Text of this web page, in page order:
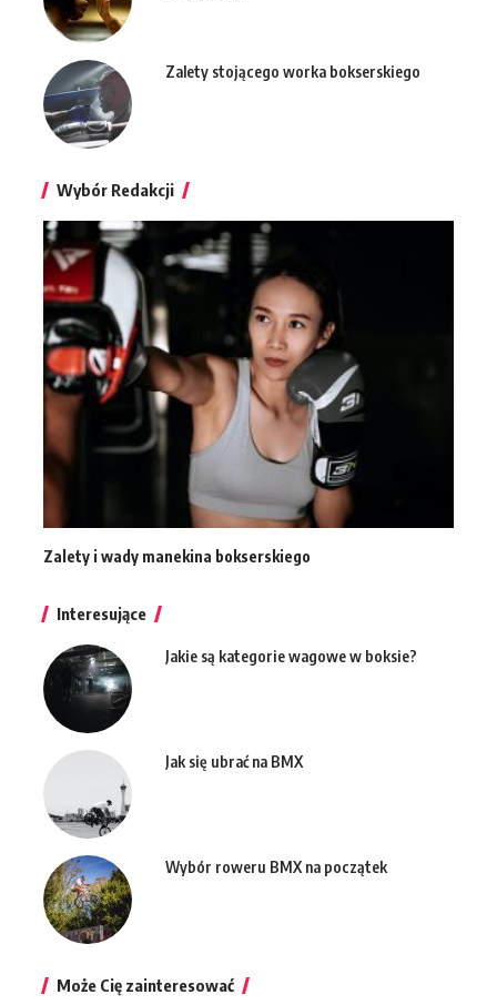
Zalety stojącego worka bokserskiego
Wybór Redakcji
Zalety i wady manekina bokserskiego
Interesujące
Jakie są kategorie wagowe w boksie?
Jak się ubrać na BMX
Wybór roweru BMX na początek
Może Cię zainteresować